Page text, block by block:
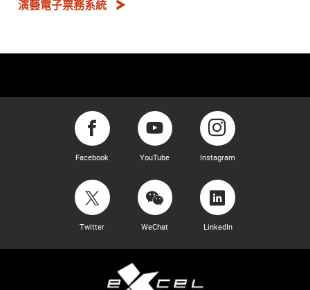
演藝電子票務系統
Facebook YouTube Instagram
Twitter WeChat LinkedIn